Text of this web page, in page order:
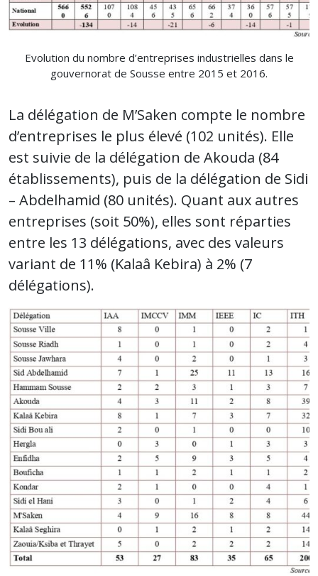
Evolution du nombre d’entreprises industrielles dans le
gouvernorat de Sousse entre 2015 et 2016.
La délégation de M’Saken compte le nombre
d’entreprises le plus élevé (102 unités). Elle
est suivie de la délégation de Akouda (84
établissements), puis de la délégation de Sidi
– Abdelhamid (80 unités). Quant aux autres
entreprises (soit 50%), elles sont réparties
entre les 13 délégations, avec des valeurs
variant de 11% (Kalaâ Kebira) à 2% (7
délégations).